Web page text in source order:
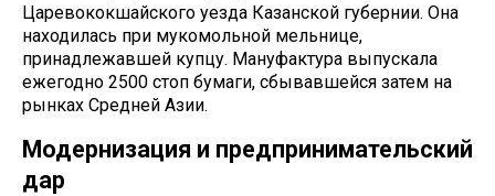
Царевококшайского уезда Казанской губернии. Она
находилась при мукомольной мельнице,
принадлежавшей купцу. Мануфактура выпускала
ежегодно 2500 стоп бумаги, сбывавшейся затем на
рынках Средней Азии.
Модернизация и предпринимательский
дар